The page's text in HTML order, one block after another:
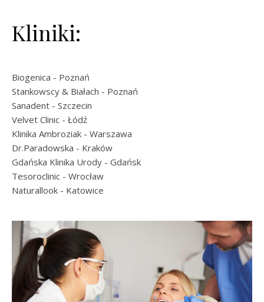
Kliniki:
Biogenica - Poznań
Stankowscy & Białach - Poznań
Sanadent - Szczecin
Velvet Clinic - Łódź
Klinika Ambroziak - Warszawa
Dr.Paradowska - Kraków
Gdańska Klinika Urody - Gdańsk
Tesoroclinic - Wrocław
Naturallook - Katowice